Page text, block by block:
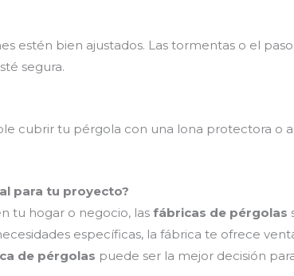
estén bien ajustados. Las tormentas o el
segura.
cubrir tu pérgola con una lona protectora o
para tu proyecto?
tu hogar o negocio, las fábricas de pérgolas
específicas, la fábrica te ofrece
de pérgolas puede ser la mejor decisión